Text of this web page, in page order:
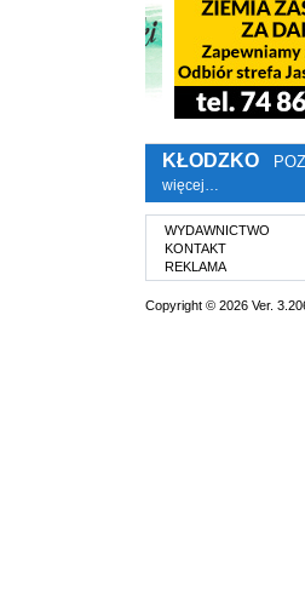
KŁODZKO
więcej…
WYDAWNICTWO
KONTAKT
REKLAMA
Copyright © 2026 Ver.